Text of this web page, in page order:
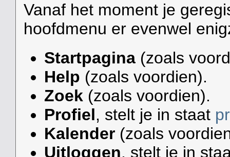
Vanaf het moment je
hoofdmenu er evenwel
Startpagina(zoals
Help (zoals voordien).
Zoek (zoals voordien).
Profiel, stelt je in staat
Kalender(zoals
Uitloggen, stelt je in